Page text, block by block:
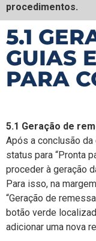
procedimentos.
5.1
GUIAS
PARA
5.1 Geração de
Após a conclusão
status para “Pronta
proceder à geração
Para isso, na
“Geração de
botão verde
adicionar uma nova